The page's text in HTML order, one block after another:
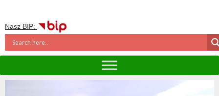
Nasz BIP: